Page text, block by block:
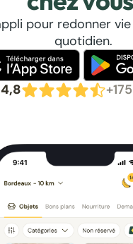
pour redonner
quotidien.
4,8